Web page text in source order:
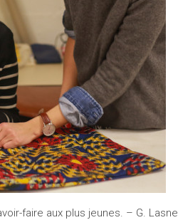
faire aux plus jeunes. – G. Lasne